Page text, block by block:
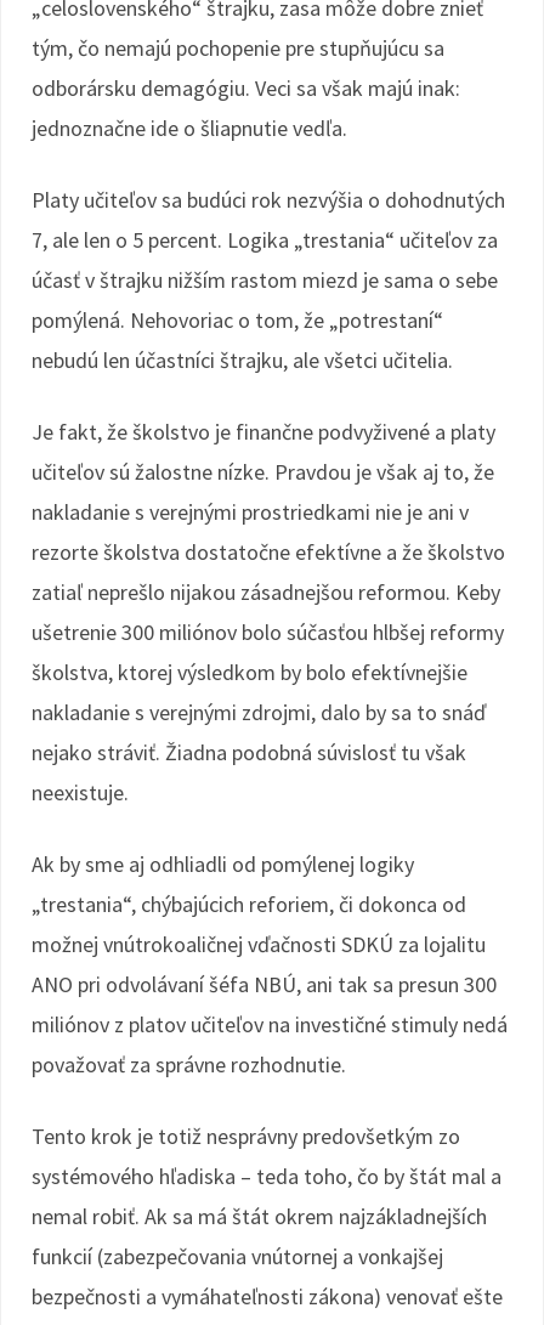
„celoslovenského“ štrajku, zasa môže dobre znieť
tým, čo nemajú pochopenie pre stupňujúcu sa
odborársku demagógiu. Veci sa však majú inak:
jednoznačne ide o šliapnutie vedľa.
Platy učiteľov sa budúci rok nezvýšia o dohodnutých
7, ale len o 5 percent. Logika „trestania“ učiteľov za
účasť v štrajku nižším rastom miezd je sama o sebe
pomýlená. Nehovoriac o tom, že „potrestaní“
nebudú len účastníci štrajku, ale všetci učitelia.
Je fakt, že školstvo je finančne podvyživené a platy
učiteľov sú žalostne nízke. Pravdou je však aj to, že
nakladanie s verejnými prostriedkami nie je ani v
rezorte školstva dostatočne efektívne a že školstvo
zatiaľ neprešlo nijakou zásadnejšou reformou. Keby
ušetrenie 300 miliónov bolo súčasťou hlbšej reformy
školstva, ktorej výsledkom by bolo efektívnejšie
nakladanie s verejnými zdrojmi, dalo by sa to snáď
nejako stráviť. Žiadna podobná súvislosť tu však
neexistuje.
Ak by sme aj odhliadli od pomýlenej logiky
„trestania“, chýbajúcich reforiem, či dokonca od
možnej vnútrokoaličnej vďačnosti SDKÚ za lojalitu
ANO pri odvolávaní šéfa NBÚ, ani tak sa presun 300
miliónov z platov učiteľov na investičné stimuly nedá
považovať za správne rozhodnutie.
Tento krok je totiž nesprávny predovšetkým zo
systémového hľadiska – teda toho, čo by štát mal a
nemal robiť. Ak sa má štát okrem najzákladnejších
funkcií (zabezpečovania vnútornej a vonkajšej
bezpečnosti a vymáhateľnosti zákona) venovať ešte